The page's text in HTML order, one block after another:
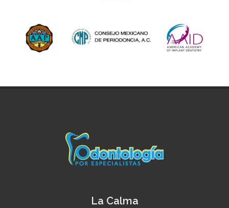
La Calma